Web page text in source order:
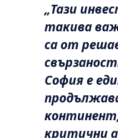
„Тази
такива
са от
София е
критични